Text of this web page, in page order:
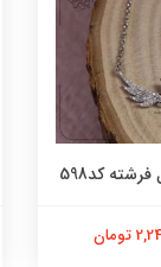
کد598